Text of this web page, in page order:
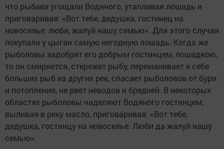
что рыбаки угощали Водяного, утапливая лошадь и
приговаривая: «Вот тебе, дедушка, гостинец на
новоселье: люби, жалуй нашу семью». Для этого случая
покупали у цыган самую негодную лошадь. Когда же
рыболовы задобрят его добрым гостинцем, лошадкою,
то он смиряется, стережет рыбу, переманивает к себе
больших рыб из других рек, спасает рыболовов от бури
и потопления, не рвет неводов и бредней. В некоторых
областях рыболовы наделяют Водяного гостинцем,
выливая в реку масло, приговаривая: «Вот тебе,
дедушка, гостинцу на новоселье. Люби да жалуй нашу
семью».